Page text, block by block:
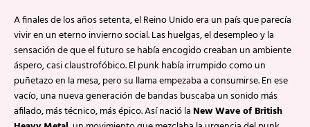
A finales de los años setenta, el Reino Unido era un país que parecía
vivir en un eterno invierno social. Las huelgas, el desempleo y la
sensación de que el futuro se había encogido creaban un ambiente
áspero, casi claustrofóbico. El punk había irrumpido como un
puñetazo en la mesa, pero su llama empezaba a consumirse. En ese
vacío, una nueva generación de bandas buscaba un sonido más
afilado, más técnico, más épico. Así nació laNew Wave of British